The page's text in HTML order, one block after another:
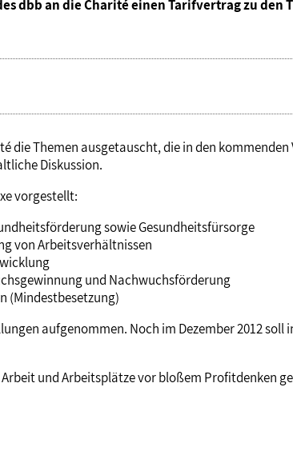
dbb an die Charité einen Tarifvertrag zu den
die Themen ausgetauscht, die in den
Diskussion.
vorgestellt:
sowie Gesundheitsfürsorge
von Arbeitsverhältnissen
und Nachwuchsförderung
(Mindestbesetzung)
aufgenommen. Noch im Dezember 2012
und Arbeitsplätze vor bloßem Profitdenken